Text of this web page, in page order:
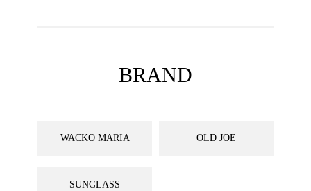
BRAND
WACKO MARIA OLD JOE
SUNGLASS